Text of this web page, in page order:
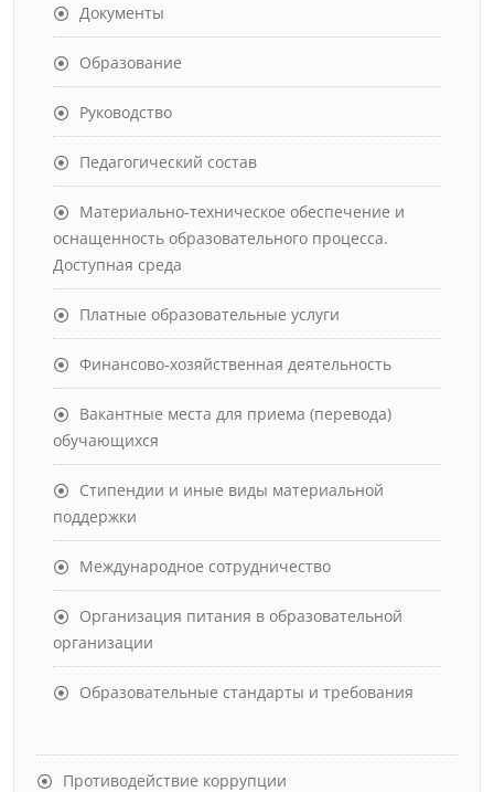
Документы
Образование
Руководство
Педагогический состав
Материально-техническое обеспечение и
оснащенность образовательного процесса.
Доступная среда
Платные образовательные услуги
Финансово-хозяйственная деятельность
Вакантные места для приема (перевода)
обучающихся
Стипендии и иные виды материальной
поддержки
Международное сотрудничество
Организация питания в образовательной
организации
Образовательные стандарты и требования
Противодействие коррупции